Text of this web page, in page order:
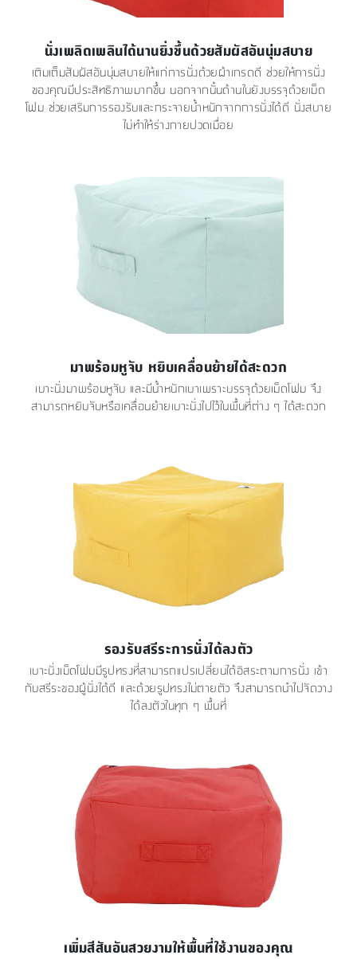
นั่งเพลิดเพลินได้นานยิ่งขึ้นด้วยสัมผัสอันนุ่มสบาย
เติมเต็มสัมผัสอันนุ่มสบายให้แก่การนั่งด้วยผ้าเกรดดี ช่วยให้การนั่ง
ของคุณมีประสิทธิภาพมากขึ้น นอกจากนั้นด้านในยังบรรจุด้วยเม็ด
โฟม ช่วยเสริมการรองรับและกระจายน้ำหนักจากการนั่งได้ดี นั่งสบาย
ไม่ทำให้ร่างกายปวดเมื่อย
มาพร้อมหูจับ หยิบเคลื่อนย้ายได้สะดวก
เบาะนั่งมาพร้อมหูจับ และมีน้ำหนักเบาเพราะบรรจุด้วยเม็ดโฟม จึง
สามารถหยิบจับหรือเคลื่อนย้ายเบาะนั่งไปไว้ในพื้นที่ต่าง ๆ ได้สะดวก
รองรับสรีระการนั่งได้ลงตัว
เบาะนั่งเม็ดโฟมมีรูปทรงที่สามารถแปรเปลี่ยนได้อิสระตามการนั่ง เข้า
กับสรีระของผู้นั่งได้ดี และด้วยรูปทรงไม่ตายตัว จึงสามารถนำไปจัดวาง
ได้ลงตัวในทุก ๆ พื้นที่
เพิ่มสีสันอันสวยงามให้พื้นที่ใช้งานของคุณ